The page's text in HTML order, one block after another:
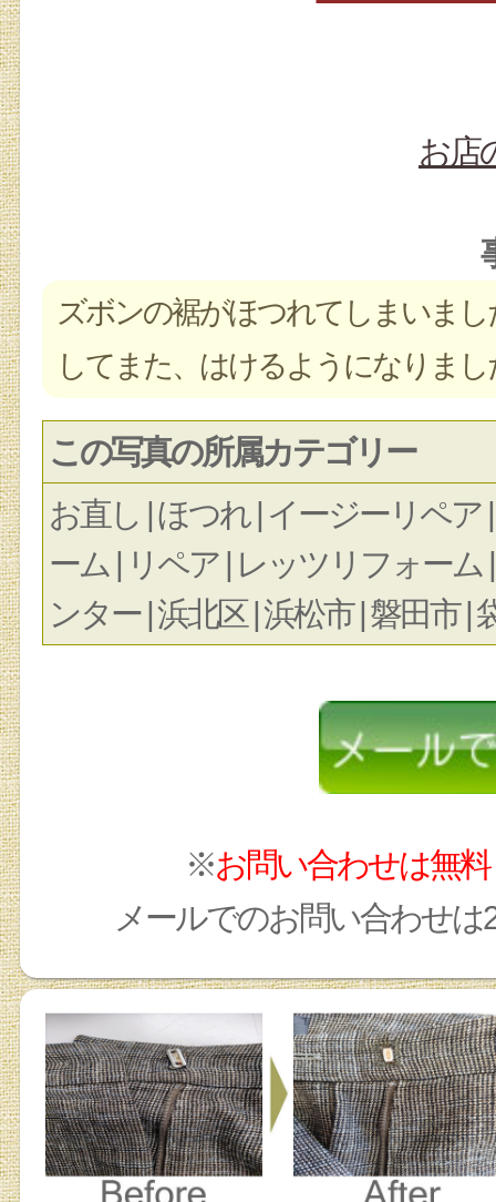
お店
ズボンの裾がほつれてしまいま
してまた、はけるようになりまし
この写真の所属カテゴリー
お直し | ほつれ | イージーリペア
ーム | リペア | レッツリフォーム
ンター | 浜北区 | 浜松市 | 磐田市 |
※お問い合わせは無料
メールでのお問い合わせ